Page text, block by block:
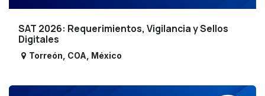
SAT 2026: Requerimientos, Vigilancia y Sellos
Digitales
Torreón COA México